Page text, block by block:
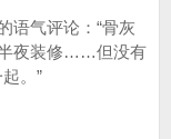
语气评论：“骨灰
半夜装修……但没有
。”